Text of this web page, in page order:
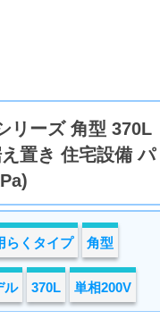
リーズ 角型 370L
置き 住宅設備 パ
らくタイプ 角型
ル 370L 単相200V